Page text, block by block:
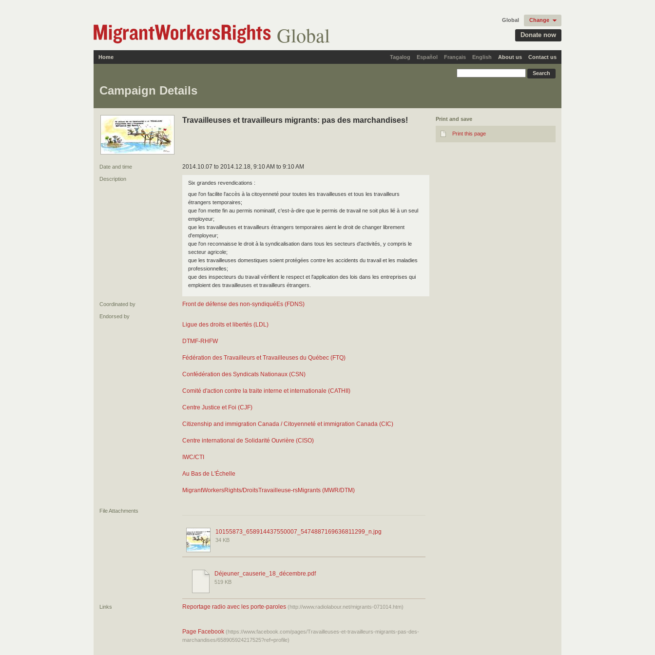
Global Donate now
Global Change
Tagalog Español Français English
Home About us Contact us
Campaign Details
Print and save
Print this page
Travailleuses et travailleurs migrants: pas des marchandises!
Date and time 2014.10.07 to 2014.12.18, 9:10 AM to 9:10 AM
Description
Six grandes revendications :
que l'on facilite l'accès à la citoyenneté pour toutes les travailleuses et tous les travailleurs
étrangers temporaires;
que l'on mette fin au permis nominatif, c'est-à-dire que le permis de travail ne soit plus lié à un seul
employeur;
que les travailleuses et travailleurs étrangers temporaires aient le droit de changer librement
d'employeur;
que l'on reconnaisse le droit à la syndicalisation dans tous les secteurs d'activités, y compris le
secteur agricole;
que les travailleuses domestiques soient protégées contre les accidents du travail et les maladies
professionnelles;
que des inspecteurs du travail vérifient le respect et l'application des lois dans les entreprises qui
emploient des travailleuses et travailleurs étrangers.
Coordinated by Front de défense des non-syndiquéEs (FDNS)
Endorsed by
Ligue des droits et libertés (LDL)
DTMF-RHFW
Fédération des Travailleurs et Travailleuses du Québec (FTQ)
Confédération des Syndicats Nationaux (CSN)
Comité d'action contre la traite interne et internationale (CATHII)
Centre Justice et Foi (CJF)
Citizenship and immigration Canada / Citoyenneté et immigration Canada (CIC)
Centre international de Solidarité Ouvrière (CISO)
IWC/CTI
Au Bas de L'Échelle
MigrantWorkersRights/DroitsTravailleuse-rsMigrants (MWR/DTM)
File Attachments
10155873_658914437550007_5474887169636811299_n.jpg
34 KB
Déjeuner_causerie_18_décembre.pdf
519 KB
Links Reportage radio avec les porte-paroles (http://www.radiolabour.net/migrants-071014.htm)
Page Facebook (https://www.facebook.com/pages/Travailleuses-et-travailleurs-migrants-pas-des-
marchandises/658905924217525?ref=profile)